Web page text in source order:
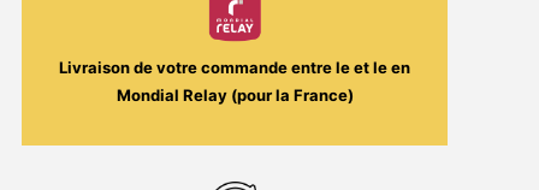
Livraison de votre commande entre leet leen
Mondial Relay (pour la France)